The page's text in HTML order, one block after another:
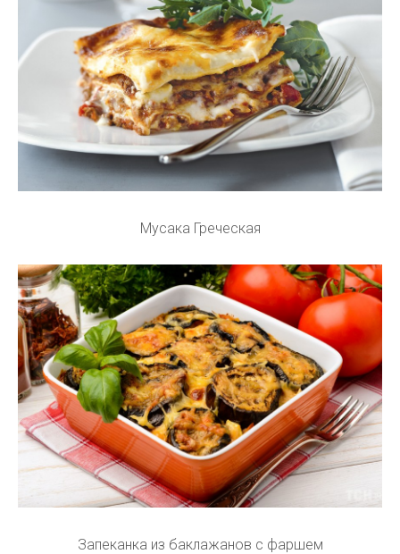
Мусака Греческая
Запеканка из баклажанов с фаршем